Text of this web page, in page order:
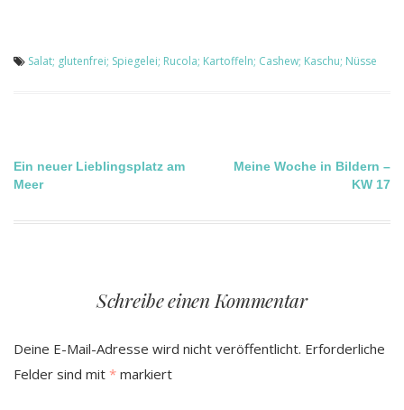
Salat; glutenfrei; Spiegelei; Rucola; Kartoffeln; Cashew; Kaschu; Nüsse
Beitragsnavigation
Ein neuer Lieblingsplatz am
Meer
Meine Woche in Bildern –
KW 17
Schreibe einen Kommentar
Deine E-Mail-Adresse wird nicht veröffentlicht. Erforderliche
Felder sind mit * markiert